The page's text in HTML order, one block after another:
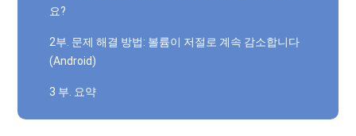
요?
2부. 문제 해결 방법: 볼륨이 저절로 계속 감소합니다
(Android)
3 부. 요약